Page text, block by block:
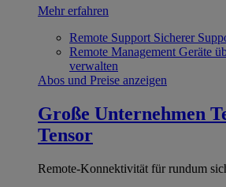
Mehr erfahren
Remote Support Sicherer
Remote Management Geräte
verwalten
Abos und Preise anzeigen
Große Unternehmen
Tensor
Remote-Konnektivität für rundum